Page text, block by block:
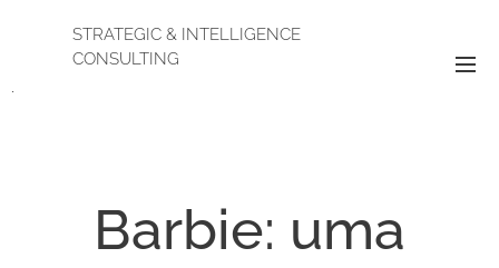
STRATEGIC & INTELLIGENCE
CONSULTING
.
Barbie: uma